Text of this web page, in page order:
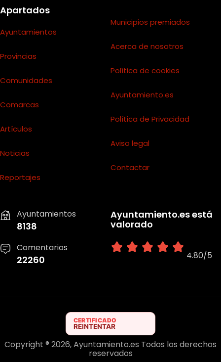
Apartados
Ayuntamientos
Provincias
Comunidades
Comarcas
Artículos
Noticias
Reportajes
Municipios premiados
Acerca de nosotros
Política de cookies
Ayuntamiento.es
Política de Privacidad
Aviso legal
Contactar
Ayuntamientos
8138
Comentarios
22260
Ayuntamiento.es está
valorado
4.80/5
Copyright ® 2026, Ayuntamiento.es Todos los derechos
reservados